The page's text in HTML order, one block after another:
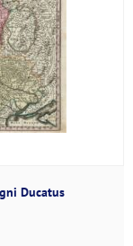
Ducatus